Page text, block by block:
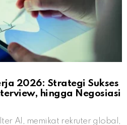
2026: Strategi Sukses
hingga Negosiasi
AI, memikat rekruter global,